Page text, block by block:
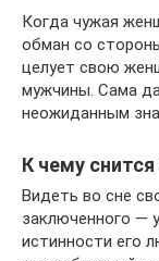
Когда чужая
обман со
целует свою
мужчины. Сама
неожиданным
К чему
Видеть во сне
заключенного —
истинности его